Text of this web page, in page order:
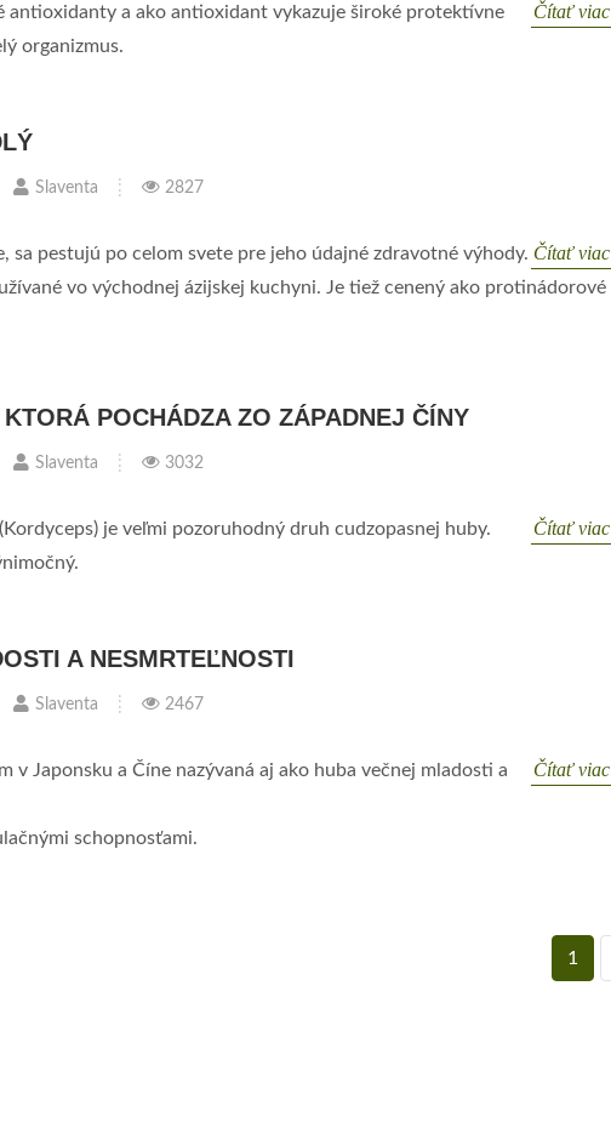
Čítať viac
antioxidanty a ako antioxidant vykazuje široké protektívne
organizmus.
Slaventa 2827
Čítať viac
sa pestujú po celom svete pre jeho údajné zdravotné výhody.
vo východnej ázijskej kuchyni. Je tiež cenený ako protinádorové
POCHÁDZA ZO ZÁPADNEJ ČÍNY
Slaventa 3032
Čítať viac
je veľmi pozoruhodný druh cudzopasnej huby.
A NESMRTEĽNOSTI
Slaventa 2467
Čítať viac
v Japonsku a Číne nazývaná aj ako huba večnej mladosti a
schopnosťami.
1